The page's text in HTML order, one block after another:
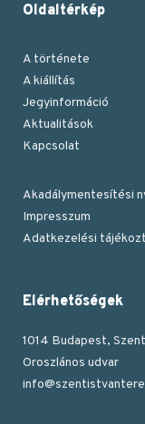
Instagram oldalunk
YouTube csatornánk
TikTok oldalunk
Oldaltérkép
A története
A kiállítás
Jegyinformáció
Aktualitások
Kapcsolat
Lábléc
Akadálymentesítési
Impresszum
Adatkezelési
Elérhetőségek
1014 Budapest,
Oroszlános udvar